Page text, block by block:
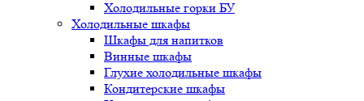
Холодильные горки БУ
Холодильные шкафы
Шкафы для напитков
Винные шкафы
Глухие холодильные шкафы
Кондитерские шкафы